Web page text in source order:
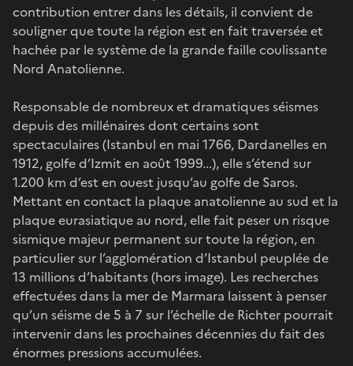
contribution entrer dans les détails, il convient de
souligner que toute la région est en fait traversée et
hachée par le système de la grande faille coulissante
Nord Anatolienne.
Responsable de nombreux et dramatiques séismes
depuis des millénaires dont certains sont
spectaculaires (Istanbul en mai 1766, Dardanelles en
1912, golfe d’Izmit en août 1999...), elle s’étend sur
1.200 km d’est en ouest jusqu’au golfe de Saros.
Mettant en contact la plaque anatolienne au sud et la
plaque eurasiatique au nord, elle fait peser un risque
sismique majeur permanent sur toute la région, en
particulier sur l’agglomération d’Istanbul peuplée de
13 millions d’habitants (hors image). Les recherches
effectuées dans la mer de Marmara laissent à penser
qu’un séisme de 5 à 7 sur l’échelle de Richter pourrait
intervenir dans les prochaines décennies du fait des
énormes pressions accumulées.